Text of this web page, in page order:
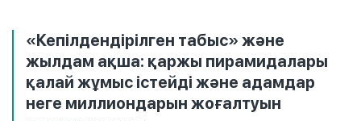
«Кепілдендірілген табыс» және
жылдам ақша: қаржы пирамидалары
қалай жұмыс істейді және адамдар
неге миллиондарын жоғалтуын